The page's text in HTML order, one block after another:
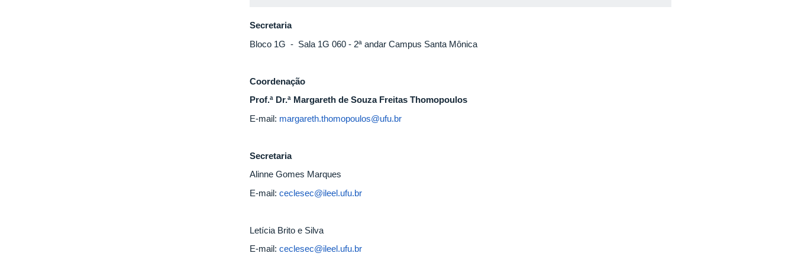
Secretaria
Bloco 1G - Sala 1G 060 - 2ª andar Campus Santa Mônica
Coordenação
Prof.ª Dr.ª Margareth de Souza Freitas Thomopoulos
E-mail: margareth.thomopoulos@ufu.br
Secretaria
Alinne Gomes Marques
E-mail: ceclesec@ileel.ufu.br
Letícia Brito e Silva
E-mail: ceclesec@ileel.ufu.br